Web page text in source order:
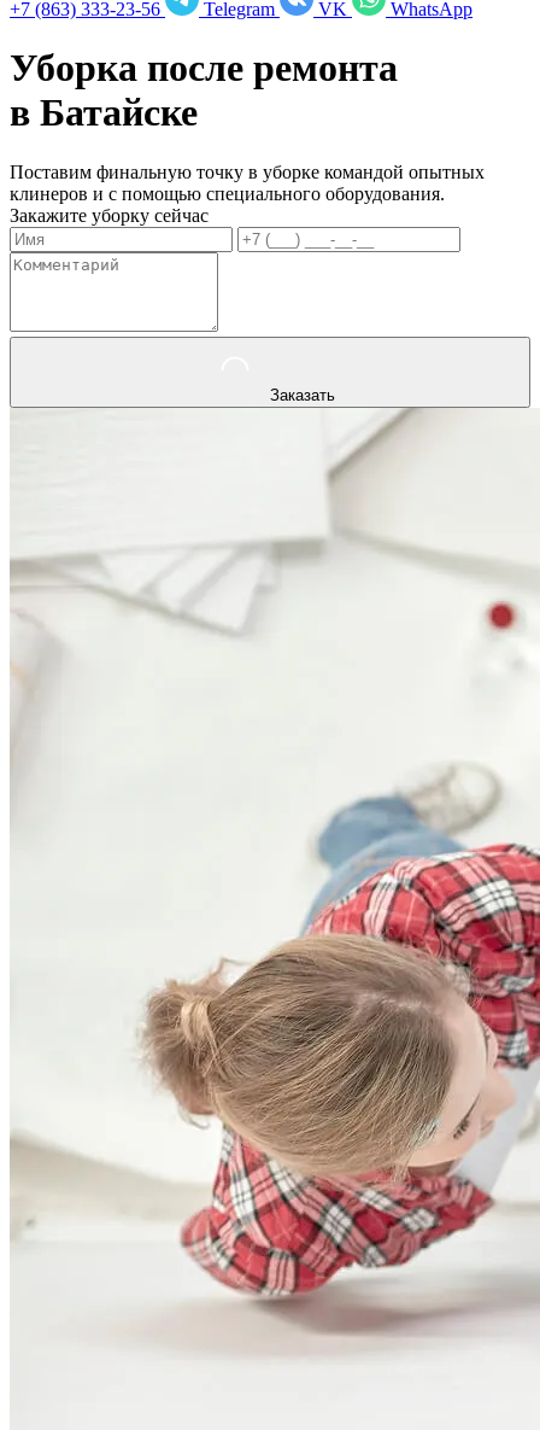
+7 (863) 333-23-56 Telegram VK WhatsApp
Уборка после ремонта
в Батайске
Поставим финальную точку в уборке командой опытных
клинеров и с помощью специального оборудования.
Закажите уборку сейчас
Заказать